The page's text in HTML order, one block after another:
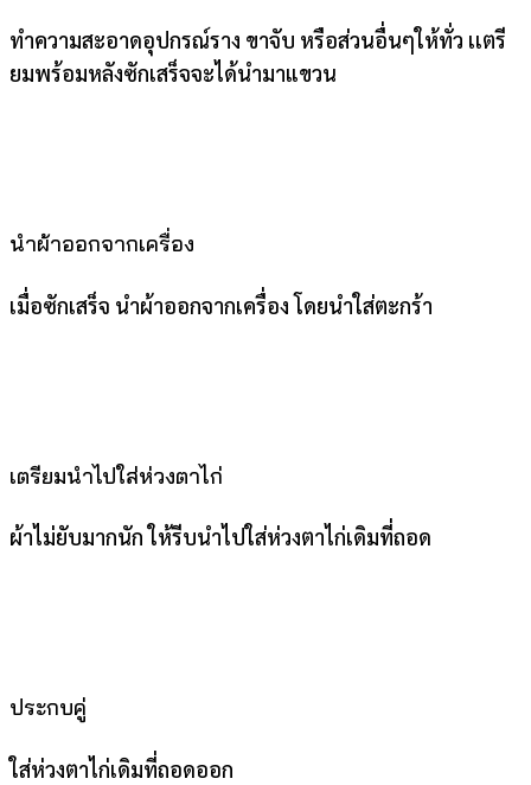
ทำความสะอาดอุปกรณ์ราง ขาจับ หรือส่วนอื่นๆให้ทั่ว เเตรี
ยมพร้อมหลังซักเสร็จจะได้นำมาแขวน
นำผ้าออกจากเครื่อง
เมื่อซักเสร็จ นำผ้าออกจากเครื่อง โดยนำใส่ตะกร้า
เตรียมนำไปใส่ห่วงตาไก่
ผ้าไม่ยับมากนัก ให้รีบนำไปใส่ห่วงตาไก่เดิมที่ถอด
ประกบคู่
ใส่ห่วงตาไก่เดิมที่ถอดออก